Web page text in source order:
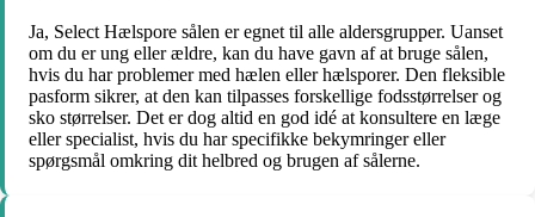
Ja, Select Hælspore sålen er egnet til alle aldersgrupper. Uanset
om du er ung eller ældre, kan du have gavn af at bruge sålen,
hvis du har problemer med hælen eller hælsporer. Den fleksible
pasform sikrer, at den kan tilpasses forskellige fodsstørrelser og
sko størrelser. Det er dog altid en god idé at konsultere en læge
eller specialist, hvis du har specifikke bekymringer eller
spørgsmål omkring dit helbred og brugen af ​​sålerne.